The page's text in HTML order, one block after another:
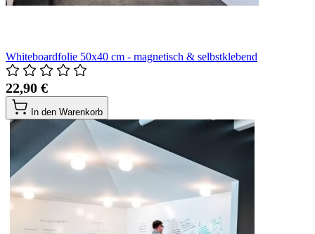
Whiteboardfolie 50x40 cm - magnetisch & selbstklebend
22,90 €
In den Warenkorb